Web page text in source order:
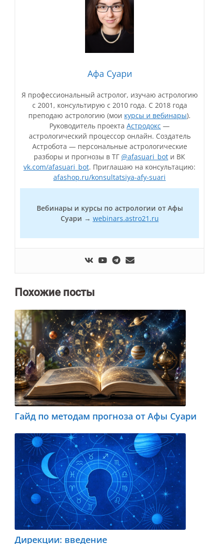
Афа Суари
Я профессиональный астролог, изучаю астрологию
с 2001, консультирую с 2010 года. С 2018 года
преподаю астрологию (мои курсы и вебинары).
Руководитель проекта Астродокс —
астрологический процессор онлайн. Создатель
Астробота — персональные астрологические
разборы и прогнозы в ТГ @afasuari_bot и ВК
vk.com/afasuari_bot. Приглашаю на консультацию:
afashop.ru/konsultatsiya-afy-suari
Вебинары и курсы по астрологии от Афы
Суари → webinars.astro21.ru
Похожие посты
Гайд по методам прогноза от Афы Суари
Дирекции: введение